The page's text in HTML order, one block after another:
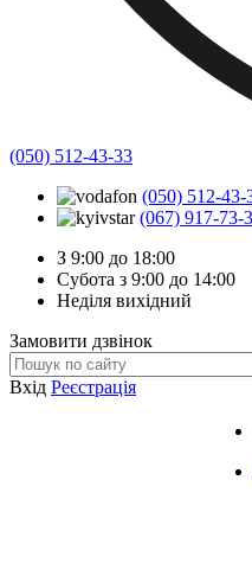
(050) 512-43-33
(050) 512-43-
(067) 917-73-
З 9:00 до 18:00
Субота з 9:00 до 14:00
Неділя вихідний
Замовити дзвінок
Вхід Реєстрація